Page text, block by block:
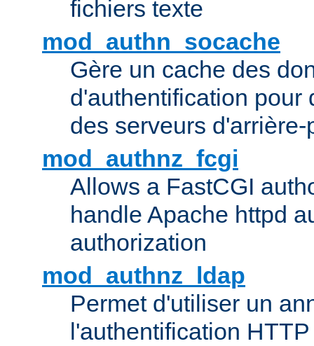
fichiers texte
mod_authn_socache
Gère un cache des
d'authentification pour
des serveurs d'arrière-
mod_authnz_fcgi
Allows a FastCGI
handle Apache httpd
authorization
mod_authnz_ldap
Permet d'utiliser un
l'authentification